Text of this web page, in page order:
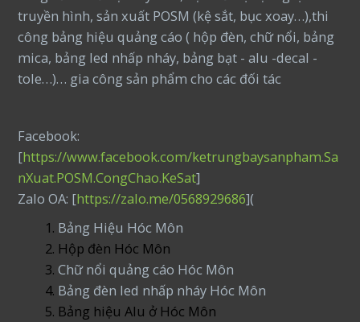
truyền hình, sản xuất POSM (kệ sắt, bục xoay…),thi
công bảng hiệu quảng cáo ( hộp đèn, chữ nổi, bảng
mica, bảng led nhấp nháy, bảng bạt - alu -decal -
tole…)… gia công sản phẩm cho các đối tác
Facebook:
[https://www.facebook.com/ketrungbaysanpham.Sa
nXuat.POSM.CongChao.KeSat]
Zalo OA: [https://zalo.me/0568929686](
Bảng Hiệu Hóc Môn
Hộp đèn Hóc Môn
Chữ nổi quảng cáo Hóc Môn
Bảng đèn led nhấp nháy Hóc Môn
Bảng hiệu Alu ở Hóc Môn